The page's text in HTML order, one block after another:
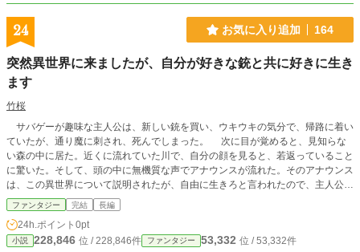
24 お気に入り追加 164
突然異世界に来ましたが、自分が好きな銃と共に好きに生き
ます
竹桜
サバゲーが趣味な主人公は、新しい銃を買い、ウキウキの気分で、帰路に着い
ていたが、通り魔に刺され、死んでしまった。 次に目が覚めると、見知らな
い森の中に居た。近くに流れていた川で、自分の顔を見ると、若返っていること
に驚いた。そして、頭の中に無機質な声でアナウンスが流れた。そのアナウンス
は、この異世界について説明されたが、自由に生きろと言われたので、主人公
は、好きに生きようと考えた。
ファンタジー 完結 長編
24h.ポイント 0pt
小説 228,846 位 / 228,846件 ファンタジー 53,332 位 / 53,332件